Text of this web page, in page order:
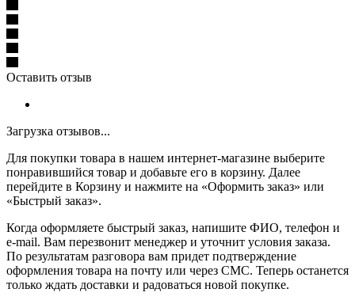
Оставить отзыв
Загрузка отзывов...
Для покупки товара в нашем интернет-магазине выберите
понравившийся товар и добавьте его в корзину. Далее
перейдите в Корзину и нажмите на «Оформить заказ» или
«Быстрый заказ».
Когда оформляете быстрый заказ, напишите ФИО, телефон и
e-mail. Вам перезвонит менеджер и уточнит условия заказа.
По результатам разговора вам придет подтверждение
оформления товара на почту или через СМС. Теперь останется
только ждать доставки и радоваться новой покупке.